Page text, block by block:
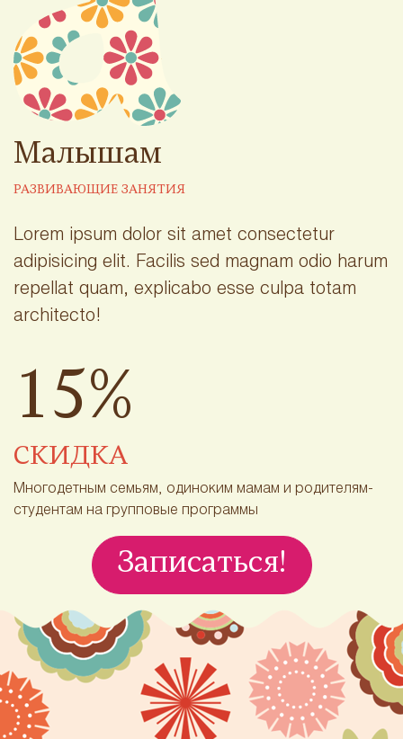
Малышам
РАЗВИВАЮЩИЕ ЗАНЯТИЯ
Lorem ipsum dolor sit amet consectetur
adipisicing elit. Facilis sed magnam odio harum
repellat quam, explicabo esse culpa totam
architecto!
15%
СКИДКА
Многодетным семьям, одиноким мамам и родителям-
студентам на групповые программы
Записаться!